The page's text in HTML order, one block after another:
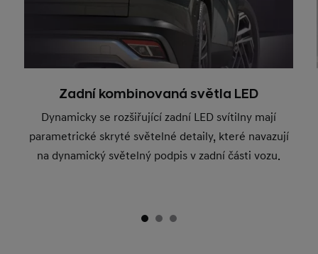
Zadní kombinovaná světla LED
Dynamicky se rozšiřující zadní LED svítilny mají
parametrické skryté světelné detaily, které navazují
na dynamický světelný podpis v zadní části vozu.